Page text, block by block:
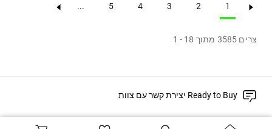
1
2
3
4
5
...
1 - 18 צרים 3585 מתוך
יצירת קשר עם צוות Ready to Buy